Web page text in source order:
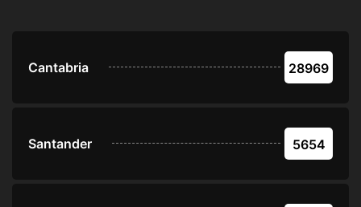
Cantabria 28969
Santander 5654